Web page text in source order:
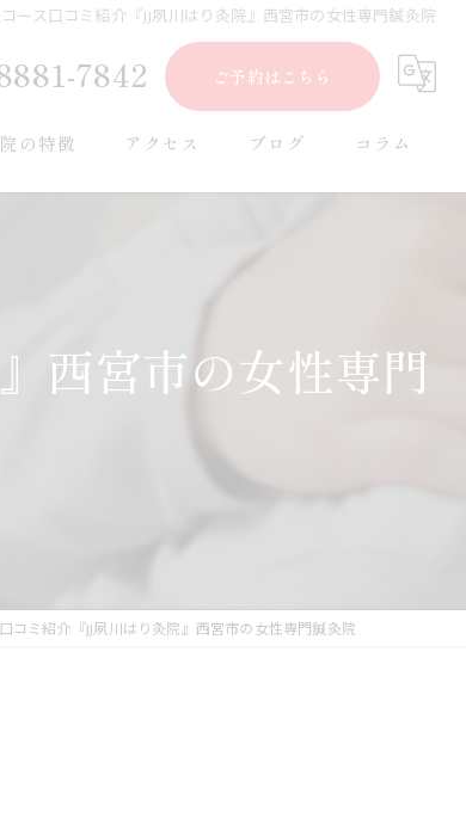
ース口コミ紹介『JJ夙川はり灸院』西宮市の女性専門鍼灸院
7842 ご予約はこちら
の特徴 アクセス ブログ コラム
西宮市の女性専門
コミ紹介『JJ夙川はり灸院』西宮市の女性専門鍼灸院